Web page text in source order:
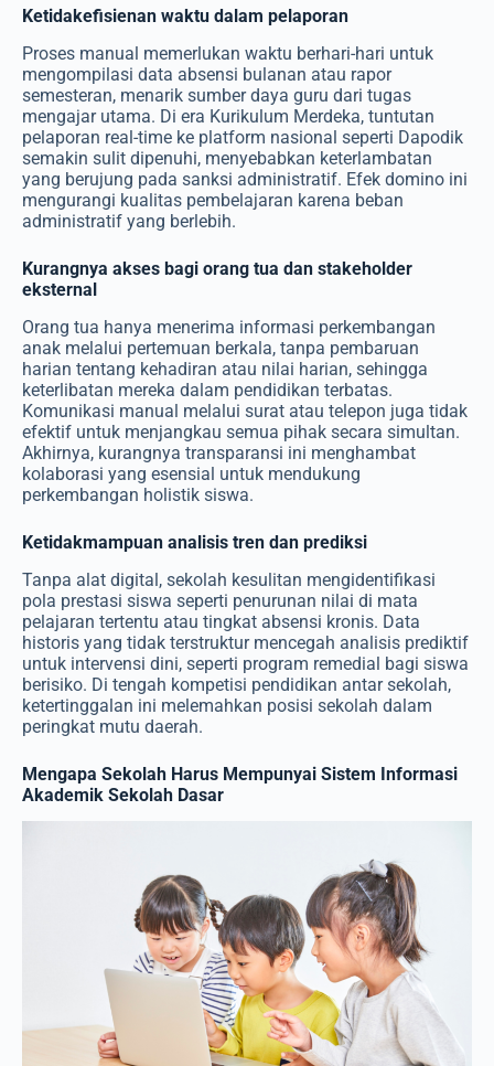
Ketidakefisienan waktu dalam pelaporan
Proses manual memerlukan waktu berhari-hari untuk
mengompilasi data absensi bulanan atau rapor
semesteran, menarik sumber daya guru dari tugas
mengajar utama. Di era Kurikulum Merdeka, tuntutan
pelaporan real-time ke platform nasional seperti Dapodik
semakin sulit dipenuhi, menyebabkan keterlambatan
yang berujung pada sanksi administratif. Efek domino ini
mengurangi kualitas pembelajaran karena beban
administratif yang berlebih.
Kurangnya akses bagi orang tua dan stakeholder
eksternal
Orang tua hanya menerima informasi perkembangan
anak melalui pertemuan berkala, tanpa pembaruan
harian tentang kehadiran atau nilai harian, sehingga
keterlibatan mereka dalam pendidikan terbatas.
Komunikasi manual melalui surat atau telepon juga tidak
efektif untuk menjangkau semua pihak secara simultan.
Akhirnya, kurangnya transparansi ini menghambat
kolaborasi yang esensial untuk mendukung
perkembangan holistik siswa.
Ketidakmampuan analisis tren dan prediksi
Tanpa alat digital, sekolah kesulitan mengidentifikasi
pola prestasi siswa seperti penurunan nilai di mata
pelajaran tertentu atau tingkat absensi kronis. Data
historis yang tidak terstruktur mencegah analisis prediktif
untuk intervensi dini, seperti program remedial bagi siswa
berisiko. Di tengah kompetisi pendidikan antar sekolah,
ketertinggalan ini melemahkan posisi sekolah dalam
peringkat mutu daerah.
Mengapa Sekolah Harus Mempunyai Sistem Informasi
Akademik Sekolah Dasar